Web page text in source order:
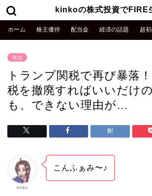
kinkoの株式投資でFIRE
ホーム 株主優待 配当金 経済の話題 超
政治
トランプ関税で再び暴落
税を撤廃すればいいだけ
も、できない理由が…
kinko
こんふぁみ〜♪